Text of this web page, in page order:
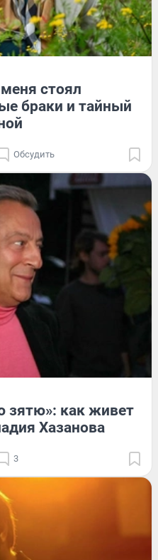
стоял
браки и тайный
Обсудить
зятю»: как живет
Хазанова
3